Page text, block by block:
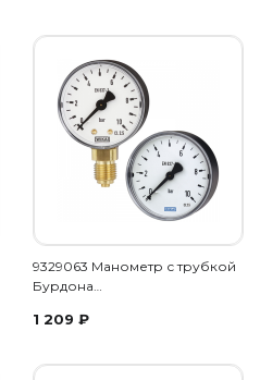
9329063 Манометр с трубкой
Бурдона…
1 209 ₽